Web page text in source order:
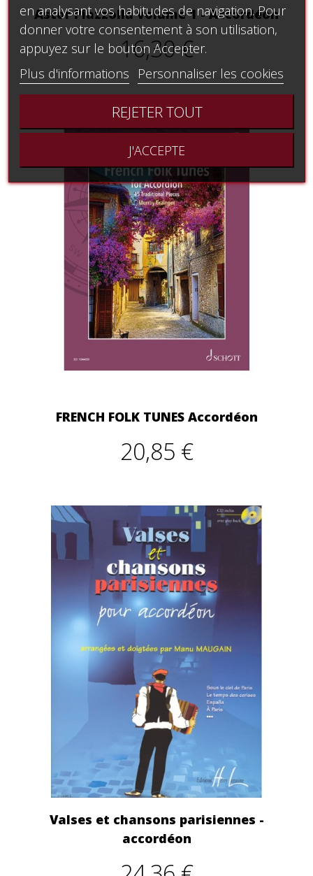
Astor Piazzolla volume 1 - Accordéon
16,30 €
FRENCH FOLK TUNES Accordéon
20,85 €
Valses et chansons parisiennes -
accordéon
en analysant vos habitudes de navigation. Pour
donner votre consentement à son utilisation,
appuyez sur le bouton Accepter.
Plus d'informations
Personnaliser les cookies
REJETER TOUT
J'ACCEPTE